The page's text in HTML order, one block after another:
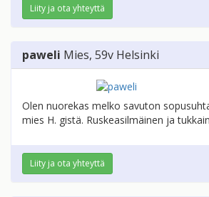
Liity ja ota yhteyttä
paweli Mies, 59v Helsinki
Olen nuorekas melko savuton
mies H. gistä. Ruskeasilmäinen ja
Liity ja ota yhteyttä